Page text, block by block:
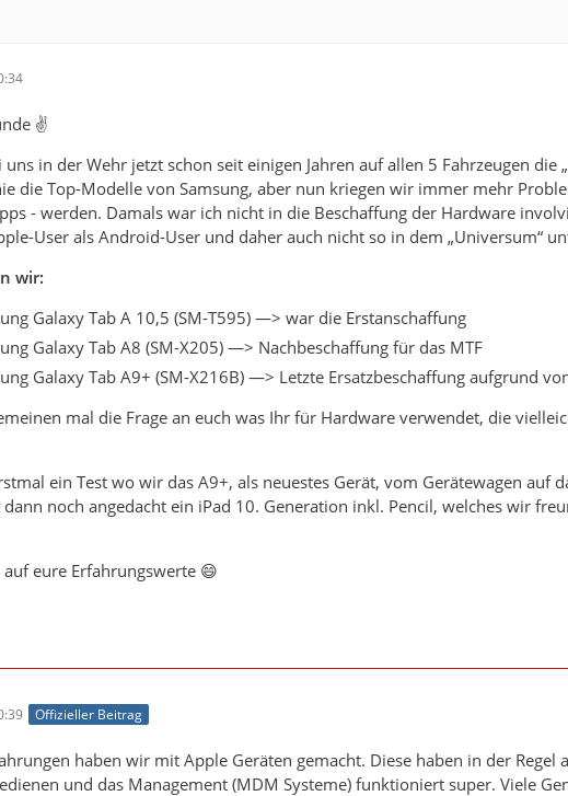
✌️
in der Wehr jetzt schon seit einigen Jahren auf allen 5 Fahrzeugen die
die Top-Modelle von Samsung, aber nun kriegen wir immer mehr
- werden. Damals war ich nicht in die Beschaffung der Hardware
User als Android-User und daher auch nicht so in dem „Universum“
wir:
Galaxy Tab A 10,5 (SM-T595) —> war die Erstanschaffung
Galaxy Tab A8 (SM-X205) —> Nachbeschaffung für das MTF
Galaxy Tab A9+ (SM-X216B) —> Letzte Ersatzbeschaffung aufgrund
mal die Frage an euch was Ihr für Hardware verwendet, die
ein Test wo wir das A9+, als neuestes Gerät, vom Gerätewagen auf
noch angedacht ein iPad 10. Generation inkl. Pencil, welches wir
eure Erfahrungswerte 😄
Offizieller Beitrag
haben wir mit Apple Geräten gemacht. Diese haben in der
und das Management (MDM Systeme) funktioniert super. Viele